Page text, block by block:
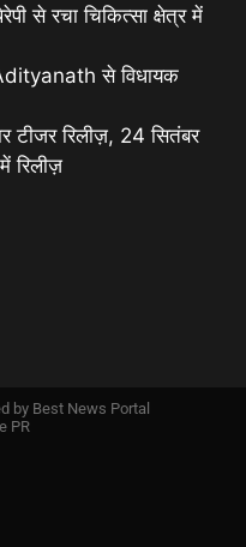
से रचा चिकित्सा क्षेत्र में
से विधायक
रिलीज़, 24 सितंबर
रिलीज़
by Best News Portal
PR